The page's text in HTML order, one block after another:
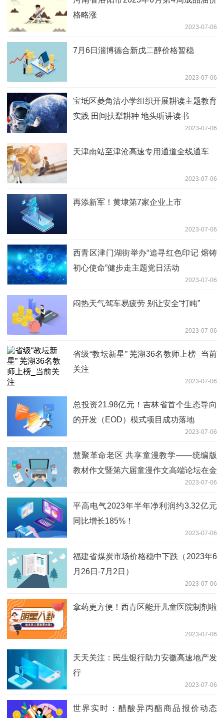
格略涨
2023-07-06
7月6日淄博德合新戊二醇价格暂稳
2023-07-06
宝坻区菱角沽小学组织开展耕读主题教育
实践 田间扶犁耕种 地头听讲读书
2023-07-06
天津南站至津沧高速专用通道全线通车
2023-07-06
再添新军！黄埭第7家企业上市
2023-07-06
西青区津门湖街举办“追寻红色印记 熔铸
初心使命”健步走主题党日活动
2023-07-06
闷热天气驾车易疲劳 别让安全“打盹”
2023-07-06
省级“教坛新星” 芜湖36名教师上榜_当前
关注
2023-07-06
总投资21.98亿元！吉林省首个生态导向
的开发（EOD）模式项目成功落地
2023-07-06
慧聚革命老区 共享童漫教学——统编版
教材作文暨第六届童漫作文高端论坛在金
2023-07-06
平高电气2023年半年净利润约3.32亿元
同比增长185%！
2023-07-06
福建省煤炭市场价格稳中下跌（2023年6
月26日-7月2日）
2023-07-06
拿药更方便！西青区能开儿童医院制剂啦
2023-07-06
天天关注：民生银行助力安徽高速地产发
行
2023-07-06
世界实时：醋酸异丙酯商品报价动态